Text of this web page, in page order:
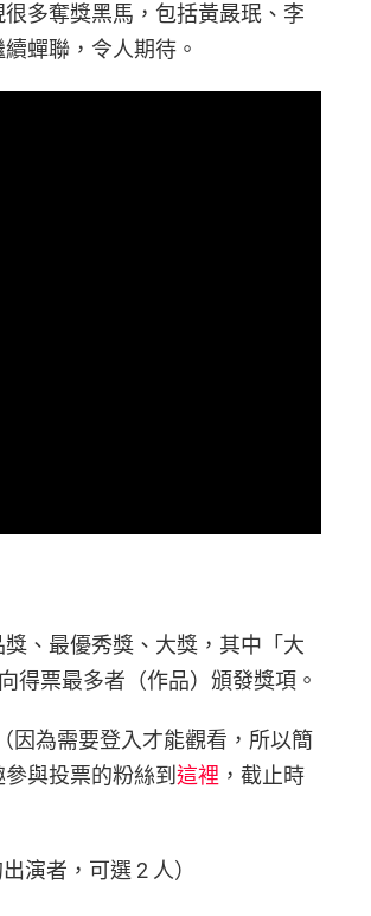
多奪獎黑馬，包括黃晸珉、李
蟬聯，令人期待。
、最優秀獎、大獎，其中「大
得票最多者（作品）頒發獎項。
因為需要登入才能觀看，所以簡
與投票的粉絲到 這裡 ，截止時
演者，可選 2 人）